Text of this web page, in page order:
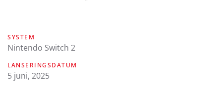
SYSTEM
Nintendo Switch 2
LANSERINGSDATUM
5 juni, 2025